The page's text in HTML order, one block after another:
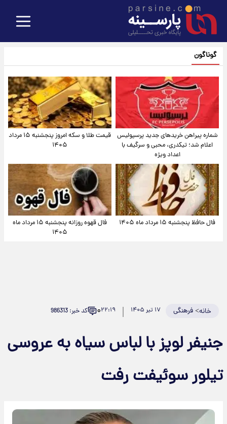
گوناگون
شماره پیراهن خریدهای جدید پرسپولیس
اعلام شد؛ تیکدری، محبی و سرگیف با
اعداد ویژه
قیمت طلا و سکه امروز پنجشنبه ۱۵ مرداد
۱۴۰۵
فال حافظ پنجشنبه ۱۵ مرداد ماه ۱۴۰۵
فال قهوه روزانه پنجشنبه ۱۵ مرداد ماه
۱۴۰۵
خانه>فرهنگی ۱۷ تیر ۱۴۰۵ ۲۲:۱۹۰ کد خبر: 986313
جنیفر لوپز با لباس سیاه به عروسی
تیلور سوئیفت رفت